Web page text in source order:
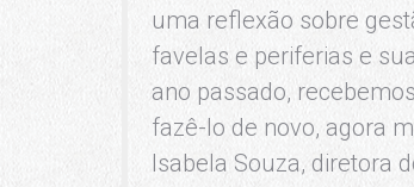
uma reflexão sobre
favelas e periferias e
ano passado,
fazê-lo de novo, agora
Isabela Souza, diretora